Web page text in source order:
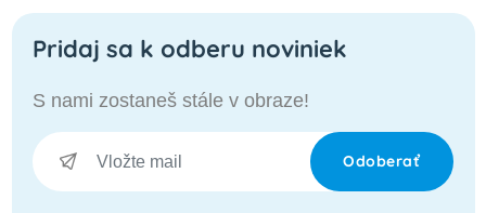
Pridaj sa k odberu noviniek
S nami zostaneš stále v obraze!
Odoberať